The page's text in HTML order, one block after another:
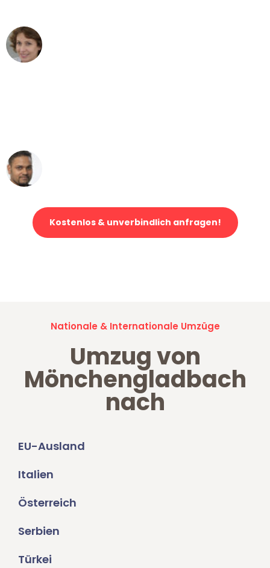
Kostenlos & unverbindlich anfragen!
Nationale & Internationale Umzüge
Umzug von
Mönchengladbach
nach
EU-Ausland
Italien
Österreich
Serbien
Türkei